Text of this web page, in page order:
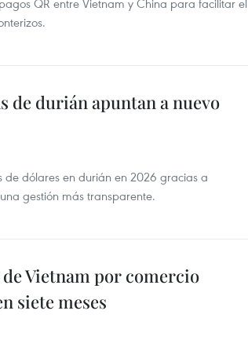
QR entre Vietnam y China para facilitar el
de durián apuntan a nuevo
dólares en durián en 2026 gracias a
gestión más transparente.
Vietnam por comercio
siete meses